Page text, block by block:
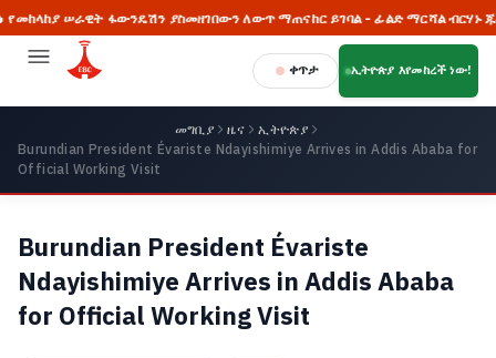
ሠራዊት ፋውንዴሽን ያስመዘገበውን ለውጥ ማጠናከር ይገባል - ፊልድ ማርሻል ብርሃኑ ጁላ
ቀጥታ ኢትዮጵያ እየመከረች ነው!
መግቢያ ዜና
ኢትዮጵያ
Burundian President Évariste Ndayishimiye Arrives in Addis Ababa for
Official Working Visit
Burundian President Évariste
Ndayishimiye Arrives in Addis Ababa
for Official Working Visit